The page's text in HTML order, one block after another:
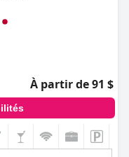
À partir de 91 $